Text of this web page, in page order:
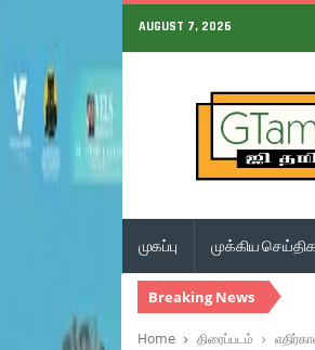
AUGUST 7, 2026
முகப்பு முக்கிய
Breaking News
Home திரைப்படம்